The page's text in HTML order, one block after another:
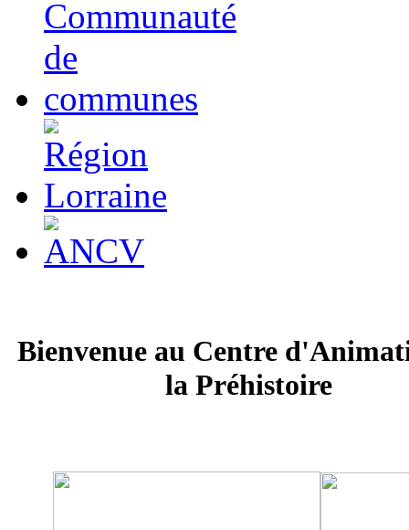
Bienvenue au Centre
la Préhistoire